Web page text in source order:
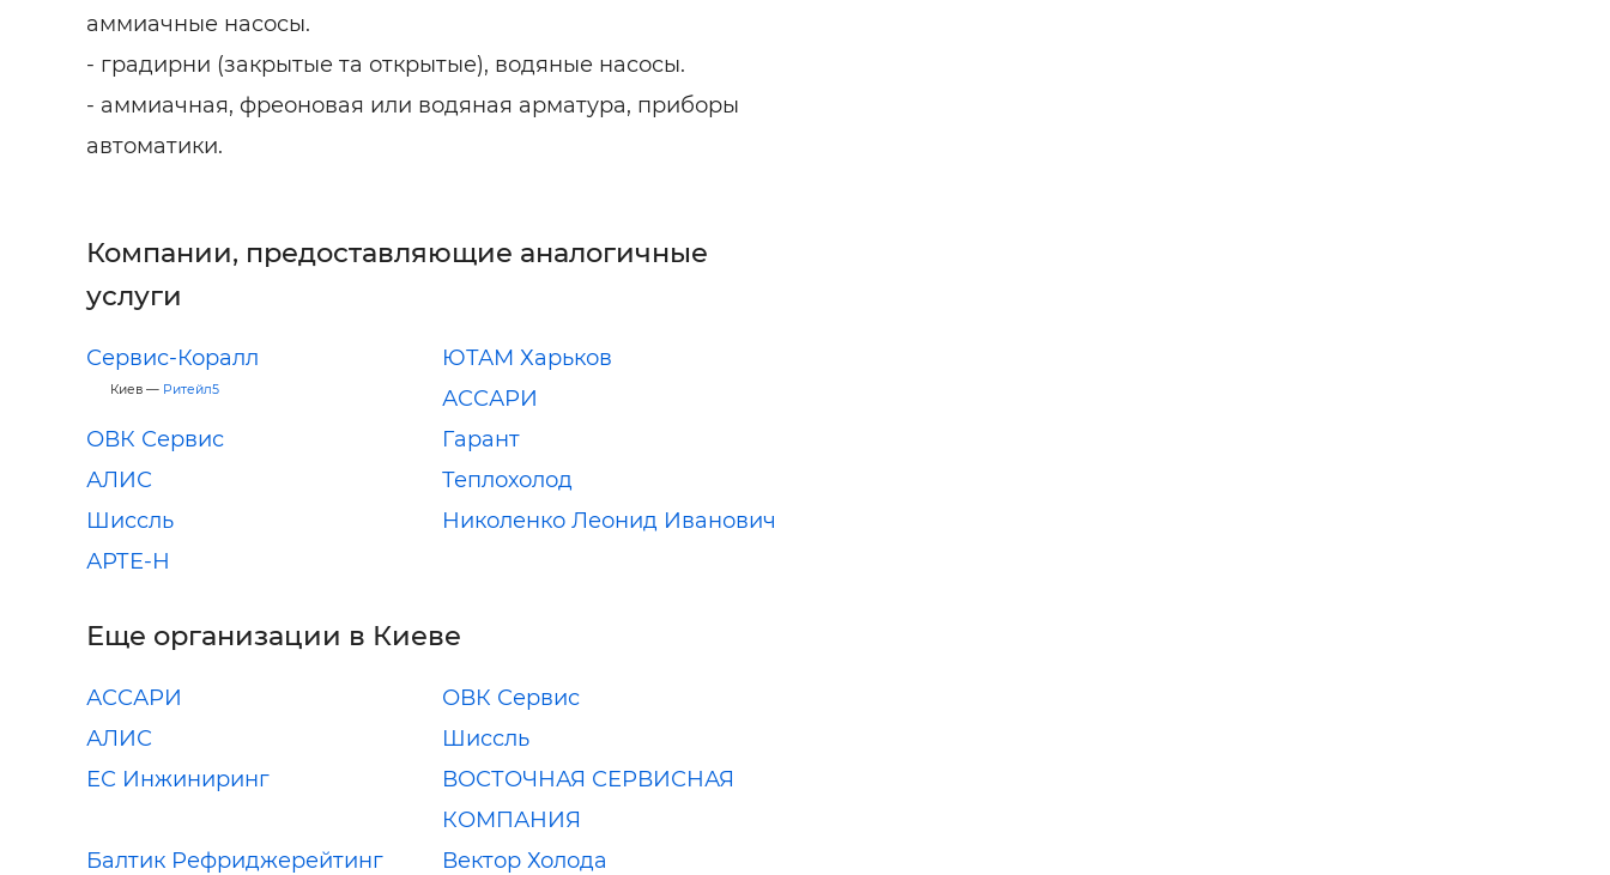
аммиачные насосы.
- градирни (закрытые та открытые), водяные насосы.
- аммиачная, фреоновая или водяная арматура, приборы
автоматики.
Компании, предоставляющие аналогичные
услуги
Сервис-Коралл
Киев — Ритейл5
ЮТАМ Харьков
АССАРИ
ОВК Сервис
Гарант
АЛИС
Теплохолод
Шиссль
Николенко Леонид Иванович
АРТЕ-Н
Еще организации в Киеве
АССАРИ
ОВК Сервис
АЛИС
Шиссль
ЕС Инжиниринг
ВОСТОЧНАЯ СЕРВИСНАЯ
КОМПАНИЯ
Балтик Рефриджерейтинг
Вектор Холода